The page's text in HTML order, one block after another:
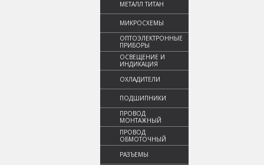
МЕТАЛЛ ТИТАН
МИКРОСХЕМЫ
ОПТОЭЛЕКТРОННЫЕ
ПРИБОРЫ
ОСВЕЩЕНИЕ И
ИНДИКАЦИЯ
ОХЛАДИТЕЛИ
ПОДШИПНИКИ
ПРОВОД
МОНТАЖНЫЙ
ПРОВОД
ОБМОТОЧНЫЙ
РАЗЪЕМЫ